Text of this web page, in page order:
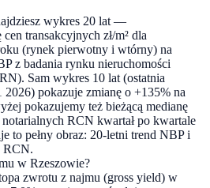
wykres 20 lat —
transakcyjnych zł/m² dla
(rynek pierwotny i wtórny) na
z badania rynku nieruchomości
Sam wykres 10 lat (ostatnia
2026) pokazuje zmianę o +135% na
pokazujemy też bieżącą medianę
RCN kwartał po kwartale
to pełny obraz: 20-letni trend NBP i
RCN.
w Rzeszowie?
zwrotu z najmu (gross yield) w